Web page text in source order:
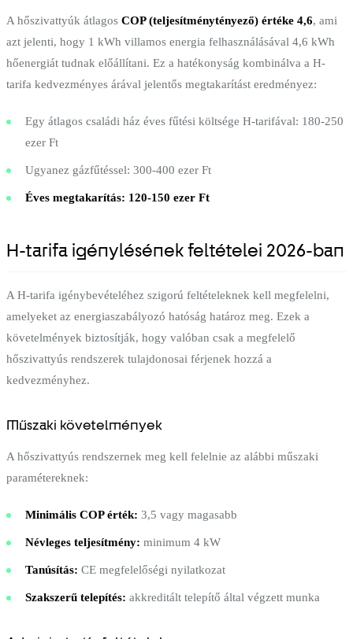
A hőszivattyúk átlagos COP (teljesítménytényező) értéke 4,6, ami
azt jelenti, hogy 1 kWh villamos energia felhasználásával 4,6 kWh
hőenergiát tudnak előállítani. Ez a hatékonyság kombinálva a H-
tarifa kedvezményes árával jelentős megtakarítást eredményez:
Egy átlagos családi ház éves fűtési költsége H-tarifával: 180-250
ezer Ft
Ugyanez gázfűtéssel: 300-400 ezer Ft
Éves megtakarítás: 120-150 ezer Ft
H-tarifa igénylésének feltételei 2026-ban
A H-tarifa igénybevételéhez szigorú feltételeknek kell megfelelni,
amelyeket az energiaszabályozó hatóság határoz meg. Ezek a
követelmények biztosítják, hogy valóban csak a megfelelő
hőszivattyús rendszerek tulajdonosai férjenek hozzá a
kedvezményhez.
Műszaki követelmények
A hőszivattyús rendszernek meg kell felelnie az alábbi műszaki
paramétereknek:
Minimális COP érték: 3,5 vagy magasabb
Névleges teljesítmény: minimum 4 kW
Tanúsítás: CE megfelelőségi nyilatkozat
Szakszerű telepítés: akkreditált telepítő által végzett munka